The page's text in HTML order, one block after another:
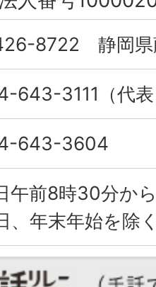
8722 静岡県
643-3111（代
643-3604
午前8時30分か
、年末年始を除